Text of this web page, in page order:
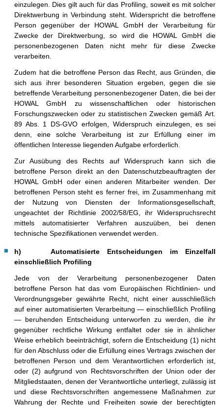
einzulegen. Dies gilt auch für das Profiling, soweit es mit solcher
Direktwerbung in Verbindung steht. Widerspricht die betroffene
Person gegenüber der HOWAL GmbH der Verarbeitung für
Zwecke der Direktwerbung, so wird die HOWAL GmbH die
personenbezogenen Daten nicht mehr für diese Zwecke
verarbeiten.
Zudem hat die betroffene Person das Recht, aus Gründen, die
sich aus ihrer besonderen Situation ergeben, gegen die sie
betreffende Verarbeitung personenbezogener Daten, die bei der
HOWAL GmbH zu wissenschaftlichen oder historischen
Forschungszwecken oder zu statistischen Zwecken gemäß Art.
89 Abs. 1 DS-GVO erfolgen, Widerspruch einzulegen, es sei
denn, eine solche Verarbeitung ist zur Erfüllung einer im
öffentlichen Interesse liegenden Aufgabe erforderlich.
Zur Ausübung des Rechts auf Widerspruch kann sich die
betroffene Person direkt an den Datenschutzbeauftragten der
HOWAL GmbH oder einen anderen Mitarbeiter wenden. Der
betroffenen Person steht es ferner frei, im Zusammenhang mit
der Nutzung von Diensten der Informationsgesellschaft,
ungeachtet der Richtlinie 2002/58/EG, ihr Widerspruchsrecht
mittels automatisierter Verfahren auszuüben, bei denen
technische Spezifikationen verwendet werden.
h) Automatisierte Entscheidungen im Einzelfall
einschließlich Profiling
Jede von der Verarbeitung personenbezogener Daten
betroffene Person hat das vom Europäischen Richtlinien- und
Verordnungsgeber gewährte Recht, nicht einer ausschließlich
auf einer automatisierten Verarbeitung — einschließlich Profiling
— beruhenden Entscheidung unterworfen zu werden, die ihr
gegenüber rechtliche Wirkung entfaltet oder sie in ähnlicher
Weise erheblich beeinträchtigt, sofern die Entscheidung (1) nicht
für den Abschluss oder die Erfüllung eines Vertrags zwischen der
betroffenen Person und dem Verantwortlichen erforderlich ist,
oder (2) aufgrund von Rechtsvorschriften der Union oder der
Mitgliedstaaten, denen der Verantwortliche unterliegt, zulässig ist
und diese Rechtsvorschriften angemessene Maßnahmen zur
Wahrung der Rechte und Freiheiten sowie der berechtigten